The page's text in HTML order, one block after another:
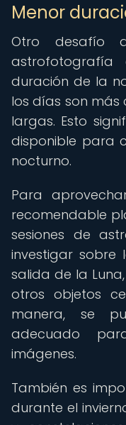
Menor
Otro desafío
duración de la
los días son más
largas. Esto
disponible para
nocturno.
Para
recomendable
sesiones de
investigar
salida de la
otros objetos
manera, se
adecuado
imágenes.
También es
durante el